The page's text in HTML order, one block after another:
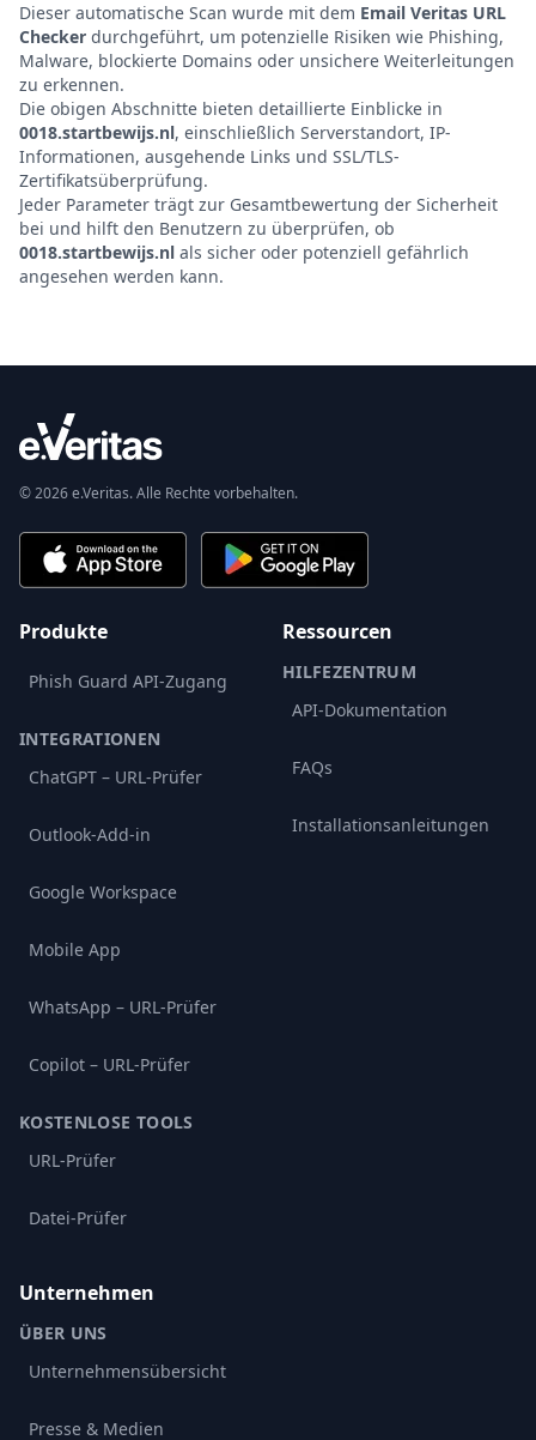
Dieser automatische Scan wurde mit dem Email Veritas URL
Checker durchgeführt, um potenzielle Risiken wie Phishing,
Malware, blockierte Domains oder unsichere Weiterleitungen
zu erkennen.
Die obigen Abschnitte bieten detaillierte Einblicke in
0018.startbewijs.nl, einschließlich Serverstandort, IP-
Informationen, ausgehende Links und SSL/TLS-
Zertifikatsüberprüfung.
Jeder Parameter trägt zur Gesamtbewertung der Sicherheit
bei und hilft den Benutzern zu überprüfen, ob
0018.startbewijs.nl als sicher oder potenziell gefährlich
angesehen werden kann.
© 2026 e.Veritas. Alle Rechte vorbehalten.
Produkte
Phish Guard API-Zugang
INTEGRATIONEN
ChatGPT – URL-Prüfer
Outlook-Add-in
Google Workspace
Mobile App
WhatsApp – URL-Prüfer
Copilot – URL-Prüfer
KOSTENLOSE TOOLS
URL-Prüfer
Datei-Prüfer
Ressourcen
HILFEZENTRUM
API-Dokumentation
FAQs
Installationsanleitungen
Unternehmen
ÜBER UNS
Unternehmensübersicht
Presse & Medien